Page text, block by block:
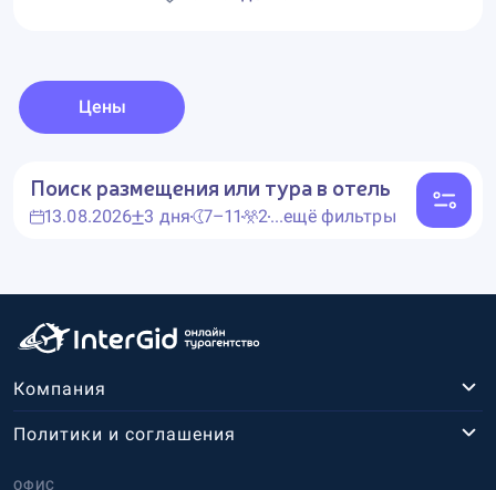
Цены
Поиск размещения или тура в отель
13.08.2026 3 дня 7–11 2...ещё фильтры
Компания
ОФИС
Политики и соглашения